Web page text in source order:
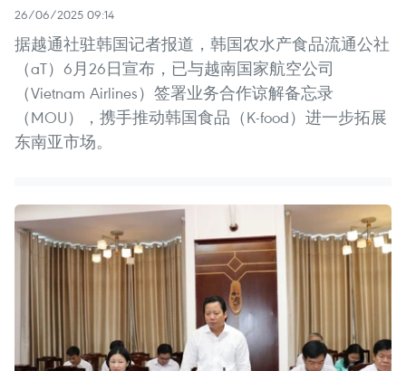
26/06/2025 09:14
据越通社驻韩国记者报道，韩国农水产食品流通公社
（aT）6月26日宣布，已与越南国家航空公司
（Vietnam Airlines）签署业务合作谅解备忘录
（MOU），携手推动韩国食品（K-food）进一步拓展
东南亚市场。